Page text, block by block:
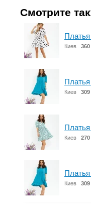
Смотрите
Киев 360
Киев 309
Киев 270
Киев 309